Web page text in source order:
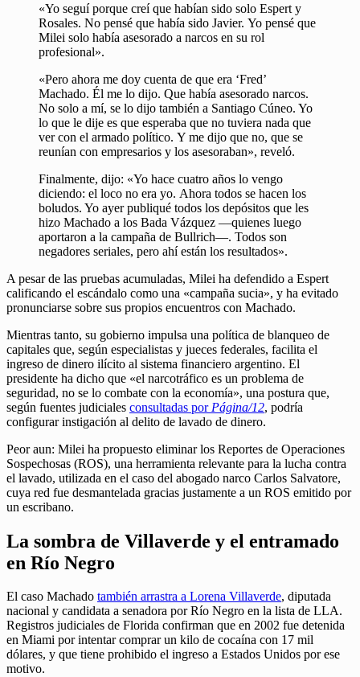
«Yo seguí porque creí que habían sido solo Espert y
Rosales. No pensé que había sido Javier. Yo pensé que
Milei solo había asesorado a narcos en su rol
profesional».
«Pero ahora me doy cuenta de que era ‘Fred’
Machado. Él me lo dijo. Que había asesorado narcos.
No solo a mí, se lo dijo también a Santiago Cúneo. Yo
lo que le dije es que esperaba que no tuviera nada que
ver con el armado político. Y me dijo que no, que se
reunían con empresarios y los asesoraban», reveló.
Finalmente, dijo: «Yo hace cuatro años lo vengo
diciendo: el loco no era yo. Ahora todos se hacen los
boludos. Yo ayer publiqué todos los depósitos que les
hizo Machado a los Bada Vázquez —quienes luego
aportaron a la campaña de Bullrich—. Todos son
negadores seriales, pero ahí están los resultados».
A pesar de las pruebas acumuladas, Milei ha defendido a Espert
calificando el escándalo como una «campaña sucia», y ha evitado
pronunciarse sobre sus propios encuentros con Machado.
Mientras tanto, su gobierno impulsa una política de blanqueo de
capitales que, según especialistas y jueces federales, facilita el
ingreso de dinero ilícito al sistema financiero argentino. El
presidente ha dicho que «el narcotráfico es un problema de
seguridad, no se lo combate con la economía», una postura que,
según fuentes judiciales consultadas por Página/12, podría
configurar instigación al delito de lavado de dinero.
Peor aun: Milei ha propuesto eliminar los Reportes de Operaciones
Sospechosas (ROS), una herramienta relevante para la lucha contra
el lavado, utilizada en el caso del abogado narco Carlos Salvatore,
cuya red fue desmantelada gracias justamente a un ROS emitido por
un escribano.
La sombra de Villaverde y el entramado
en Río Negro
El caso Machado también arrastra a Lorena Villaverde, diputada
nacional y candidata a senadora por Río Negro en la lista de LLA.
Registros judiciales de Florida confirman que en 2002 fue detenida
en Miami por intentar comprar un kilo de cocaína con 17 mil
dólares, y que tiene prohibido el ingreso a Estados Unidos por ese
motivo.